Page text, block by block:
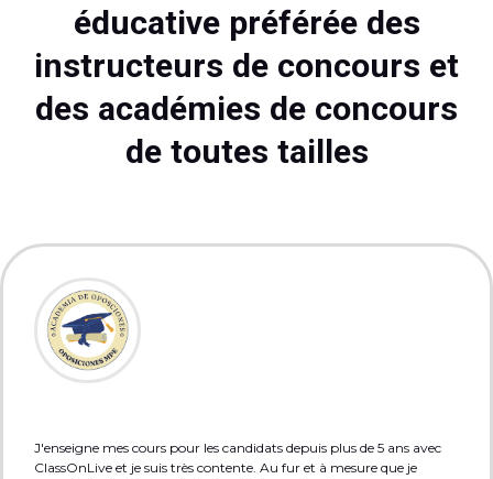
éducative préférée des
instructeurs de concours et
des académies de concours
de toutes tailles
J'enseigne mes cours pour les candidats depuis plus de 5 ans avec
ClassOnLive et je suis très contente. Au fur et à mesure que je